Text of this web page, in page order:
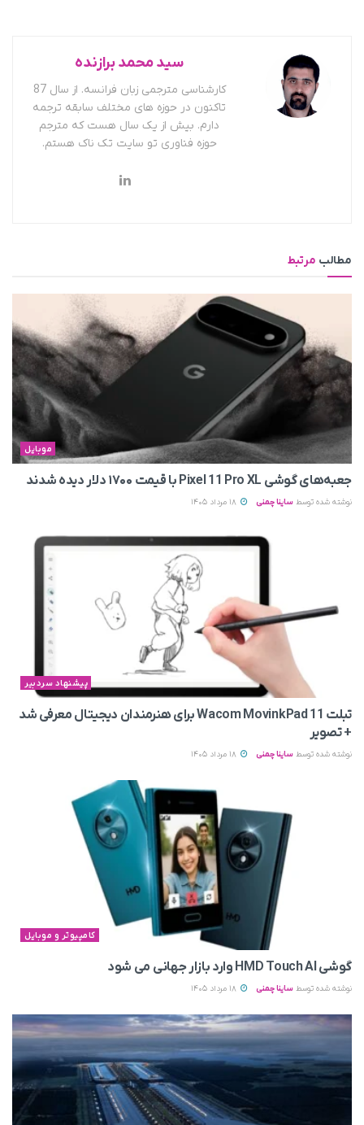
سید محمد برازنده
کارشناسی مترجمی زبان فرانسه. از سال 87
تاکنون در حوزه های مختلف سابقه ترجمه
دارم. بیش از یک سال هست که مترجم
حوزه فناوری تو سایت تک ناک هستم.
مطالب مرتبط
موبایل
جعبه‌های گوشی Pixel 11 Pro XL با قیمت ۱۷۰۰ دلار دیده شدند
نوشته شده توسط ساینا چمنی
پیشنهاد سردبیر
تبلت Wacom MovinkPad 11 برای هنرمندان دیجیتال معرفی شد
+ تصویر
نوشته شده توسط ساینا چمنی
کامپیوتر و موبایل
گوشی HMD Touch AI وارد بازار جهانی می‌ شود
نوشته شده توسط ساینا چمنی